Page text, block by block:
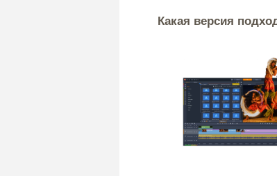
Какая версия